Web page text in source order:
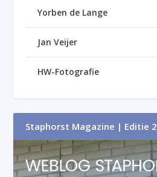
Yorben de Lange
Jan Veijer
HW-Fotografie
Staphorst Magazine | Editie 2